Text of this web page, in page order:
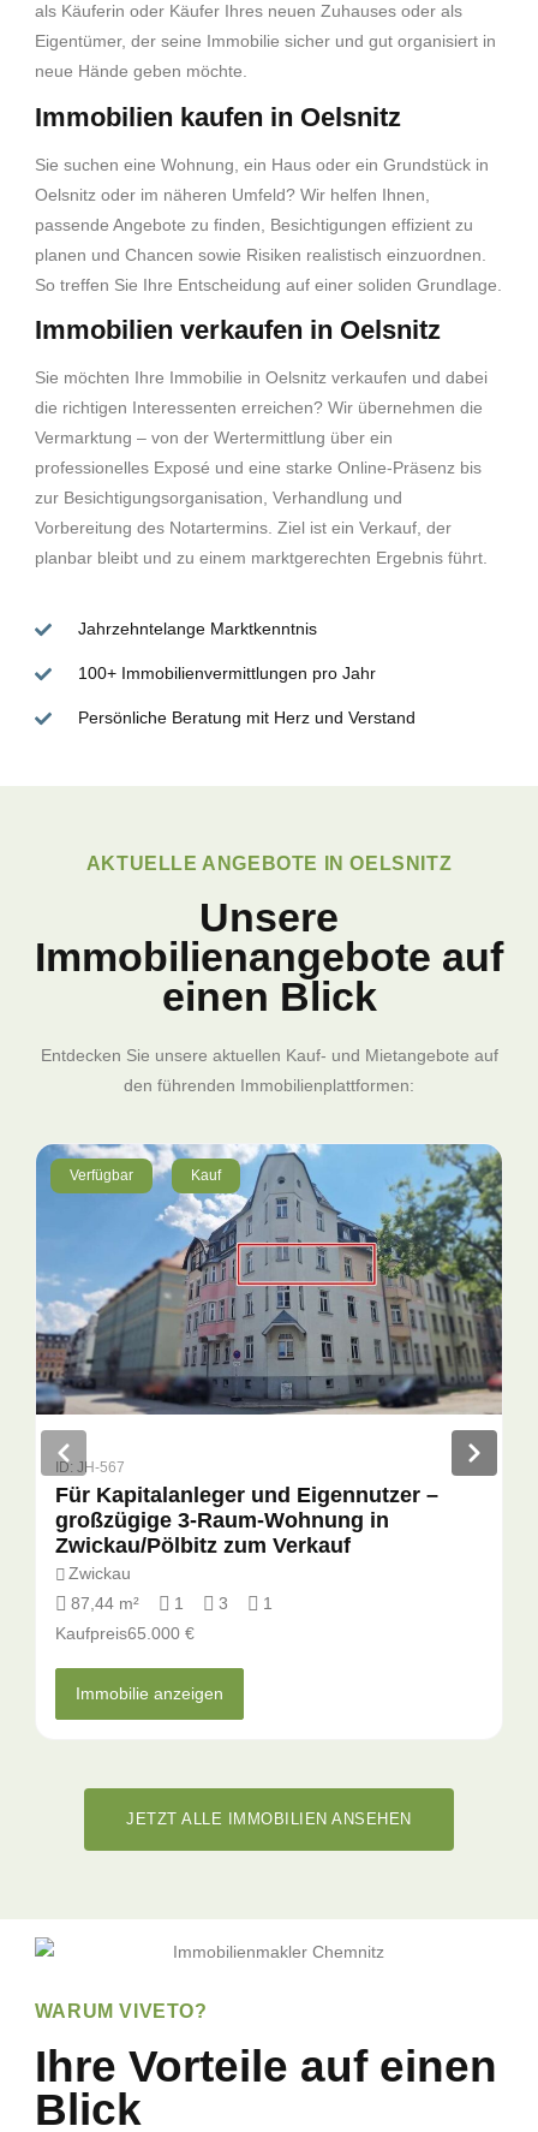
als Käuferin oder Käufer Ihres neuen Zuhauses oder als
Eigentümer, der seine Immobilie sicher und gut organisiert in
neue Hände geben möchte.
Immobilien kaufen in Oelsnitz
Sie suchen eine Wohnung, ein Haus oder ein Grundstück in
Oelsnitz oder im näheren Umfeld? Wir helfen Ihnen,
passende Angebote zu finden, Besichtigungen effizient zu
planen und Chancen sowie Risiken realistisch einzuordnen.
So treffen Sie Ihre Entscheidung auf einer soliden Grundlage.
Immobilien verkaufen in Oelsnitz
Sie möchten Ihre Immobilie in Oelsnitz verkaufen und dabei
die richtigen Interessenten erreichen? Wir übernehmen die
Vermarktung – von der Wertermittlung über ein
professionelles Exposé und eine starke Online-Präsenz bis
zur Besichtigungsorganisation, Verhandlung und
Vorbereitung des Notartermins. Ziel ist ein Verkauf, der
planbar bleibt und zu einem marktgerechten Ergebnis führt.
Jahrzehntelange Marktkenntnis
100+ Immobilienvermittlungen pro Jahr
Persönliche Beratung mit Herz und Verstand
AKTUELLE ANGEBOTE IN OELSNITZ
Unsere
Immobilienangebote auf
einen Blick
Entdecken Sie unsere aktuellen Kauf- und Mietangebote auf
den führenden Immobilienplattformen:
Verfügbar Kauf
ID: JH-567
Für Kapitalanleger und Eigennutzer –
großzügige 3-Raum-Wohnung in
Zwickau/Pölbitz zum Verkauf
Zwickau
87,44 m²
1 3
1
Kaufpreis65.000 €
Immobilie anzeigen
JETZT ALLE IMMOBILIEN ANSEHEN
WARUM VIVETO?
Ihre Vorteile auf einen
Blick